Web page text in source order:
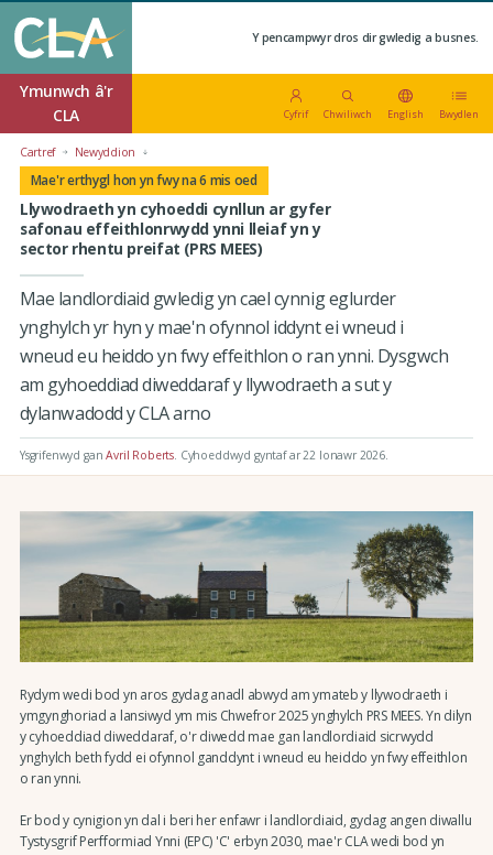
Y pencampwyr dros dir gwledig a busnes.
Ymunwch â'r
CLA
Cyfrif Chwiliwch English Bwydlen
Cartref Newyddion
Mae'r erthygl hon yn fwy na 6 mis oed
Llywodraeth yn cyhoeddi cynllun ar gyfer
safonau effeithlonrwydd ynni lleiaf yn y
sector rhentu preifat (PRS MEES)
Mae landlordiaid gwledig yn cael cynnig eglurder
ynghylch yr hyn y mae'n ofynnol iddynt ei wneud i
wneud eu heiddo yn fwy effeithlon o ran ynni. Dysgwch
am gyhoeddiad diweddaraf y llywodraeth a sut y
dylanwadodd y CLA arno
Ysgrifenwyd ganAvril Roberts. Cyhoeddwyd gyntaf ar 22 Ionawr 2026.
Rydym wedi bod yn aros gydag anadl abwyd am ymateb y llywodraeth i
ymgynghoriad a lansiwyd ym mis Chwefror 2025 ynghylch PRS MEES. Yn dilyn
y cyhoeddiad diweddaraf, o'r diwedd mae gan landlordiaid sicrwydd
ynghylch beth fydd ei ofynnol ganddynt i wneud eu heiddo yn fwy effeithlon
o ran ynni.
Er bod y cynigion yn dal i beri her enfawr i landlordiaid, gydag angen diwallu
Tystysgrif Perfformiad Ynni (EPC) 'C' erbyn 2030, mae'r CLA wedi bod yn